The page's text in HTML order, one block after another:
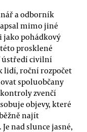
a odborník
mimo jiné
jako pohádkový
prosklené
ústředí civilní
lidí, roční rozpočet
spoluobčany
zvenčí
objevy, které
najít
nad slunce jasné,